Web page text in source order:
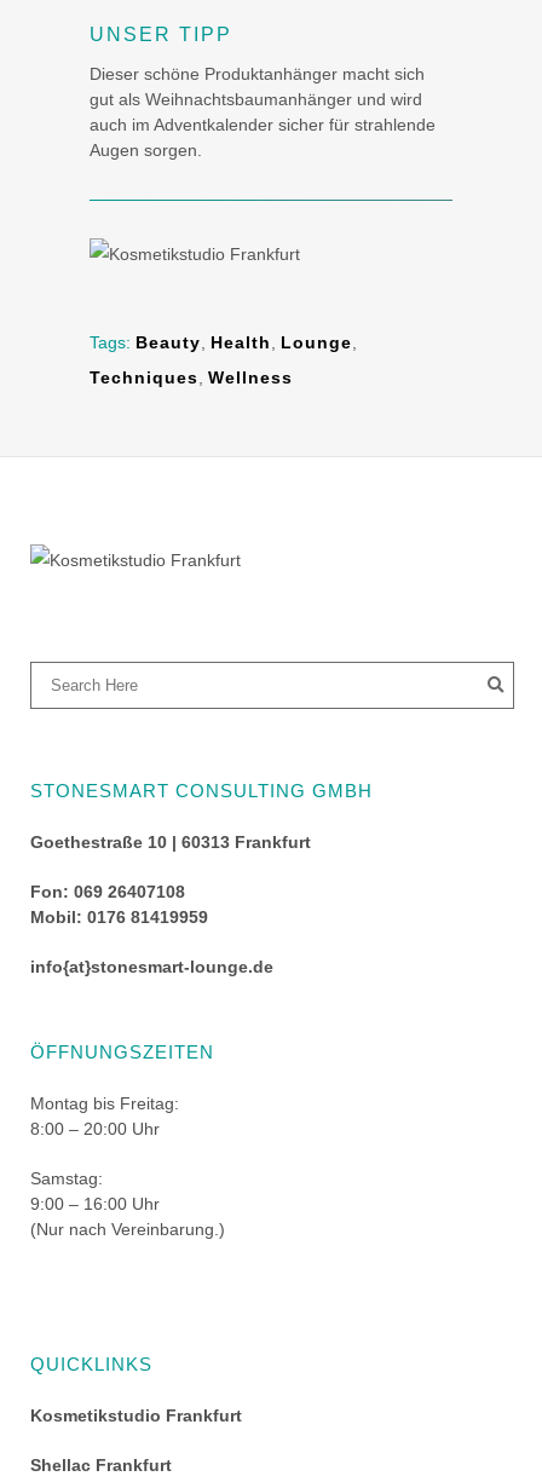
UNSER TIPP
Dieser schöne Produktanhänger macht sich
gut als Weihnachtsbaumanhänger und wird
auch im Adventkalender sicher für strahlende
Augen sorgen.
Tags: Beauty Health Lounge
Techniques Wellness
STONESMART CONSULTING GMBH
Goethestraße 10 | 60313 Frankfurt
Fon: 069 26407108
Mobil: 0176 81419959
info{at}stonesmart-lounge.de
ÖFFNUNGSZEITEN
Montag bis Freitag:
8:00 – 20:00 Uhr
Samstag:
9:00 – 16:00 Uhr
(Nur nach Vereinbarung.)
QUICKLINKS
Kosmetikstudio Frankfurt
Shellac Frankfurt